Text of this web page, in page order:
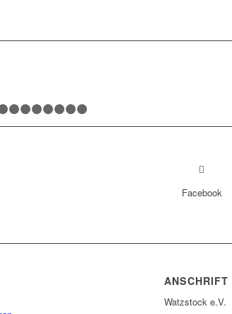
1 2 3 4
Facebook
ANSCHRIFT
Watzstock e.V.